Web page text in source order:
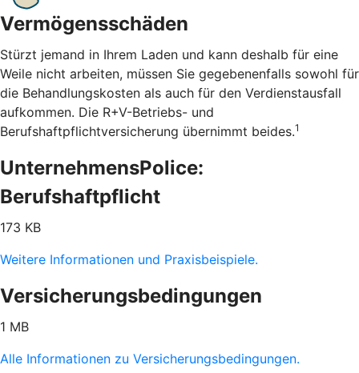
Vermögensschäden
Stürzt jemand in Ihrem Laden und kann deshalb für eine
Weile nicht arbeiten, müssen Sie gegebenenfalls sowohl für
die Behandlungskosten als auch für den Verdienstausfall
aufkommen. Die R+V-Betriebs- und
Berufshaftpflichtversicherung übernimmt beides.1
UnternehmensPolice:
Berufshaftpflicht
173 KB
Weitere Informationen und Praxisbeispiele.
Versicherungsbedingungen
1 MB
Alle Informationen zu Versicherungsbedingungen.